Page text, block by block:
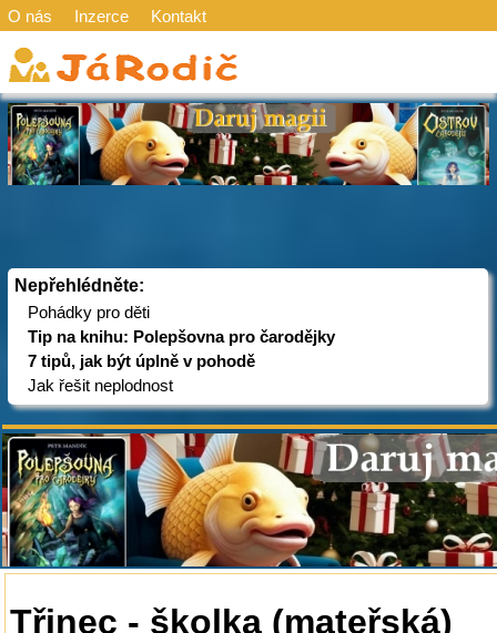
O nás Inzerce Kontakt
Nepřehlédněte:
Pohádky pro děti
Tip na knihu: Polepšovna pro čarodějky
7 tipů, jak být úplně v pohodě
Jak řešit neplodnost
Třinec - školka (mateřská)